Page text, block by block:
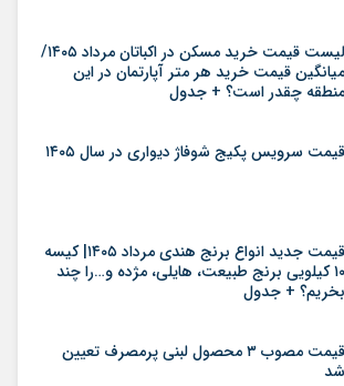
لیست قیمت خرید مسکن در اکباتان مرداد ۱۴۰۵/
میانگین قیمت خرید هر متر آپارتمان در این
منطقه چقدر است؟ + جدول
قیمت سرویس پکیج شوفاژ دیواری در سال ۱۴۰۵
قیمت جدید انواع برنج هندی مرداد ۱۴۰۵| کیسه
۱۰ کیلویی برنج طبیعت، هایلی، مژده و…را چند
بخریم؟ + جدول
قیمت مصوب ۳ محصول لبنی پرمصرف تعیین
شد